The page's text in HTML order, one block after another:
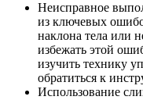
Неисправное
из ключевых
наклона тела или
избежать этой
изучить технику
обратиться к
Использование